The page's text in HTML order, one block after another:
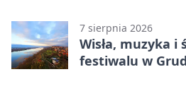
7 sierpnia 2026
Wisła, muzyka i
festiwalu w